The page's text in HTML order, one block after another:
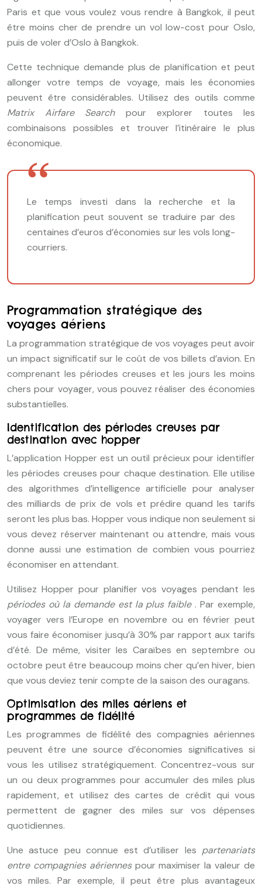
Paris et que vous voulez vous rendre à Bangkok, il peut
être moins cher de prendre un vol low-cost pour Oslo,
puis de voler d’Oslo à Bangkok.
Cette technique demande plus de planification et peut
allonger votre temps de voyage, mais les économies
peuvent être considérables. Utilisez des outils comme
Matrix Airfare Search pour explorer toutes les
combinaisons possibles et trouver l’itinéraire le plus
économique.
Le temps investi dans la recherche et la
planification peut souvent se traduire par des
centaines d’euros d’économies sur les vols long-
courriers.
Programmation stratégique des
voyages aériens
La programmation stratégique de vos voyages peut avoir
un impact significatif sur le coût de vos billets d’avion. En
comprenant les périodes creuses et les jours les moins
chers pour voyager, vous pouvez réaliser des économies
substantielles.
Identification des périodes creuses par
destination avec hopper
L’application Hopper est un outil précieux pour identifier
les périodes creuses pour chaque destination. Elle utilise
des algorithmes d’intelligence artificielle pour analyser
des milliards de prix de vols et prédire quand les tarifs
seront les plus bas. Hopper vous indique non seulement si
vous devez réserver maintenant ou attendre, mais vous
donne aussi une estimation de combien vous pourriez
économiser en attendant.
Utilisez Hopper pour planifier vos voyages pendant les
périodes où la demande est la plus faible . Par exemple,
voyager vers l’Europe en novembre ou en février peut
vous faire économiser jusqu’à 30% par rapport aux tarifs
d’été. De même, visiter les Caraïbes en septembre ou
octobre peut être beaucoup moins cher qu’en hiver, bien
que vous deviez tenir compte de la saison des ouragans.
Optimisation des miles aériens et
programmes de fidélité
Les programmes de fidélité des compagnies aériennes
peuvent être une source d’économies significatives si
vous les utilisez stratégiquement. Concentrez-vous sur
un ou deux programmes pour accumuler des miles plus
rapidement, et utilisez des cartes de crédit qui vous
permettent de gagner des miles sur vos dépenses
quotidiennes.
Une astuce peu connue est d’utiliser les partenariats
entre compagnies aériennes pour maximiser la valeur de
vos miles. Par exemple, il peut être plus avantageux